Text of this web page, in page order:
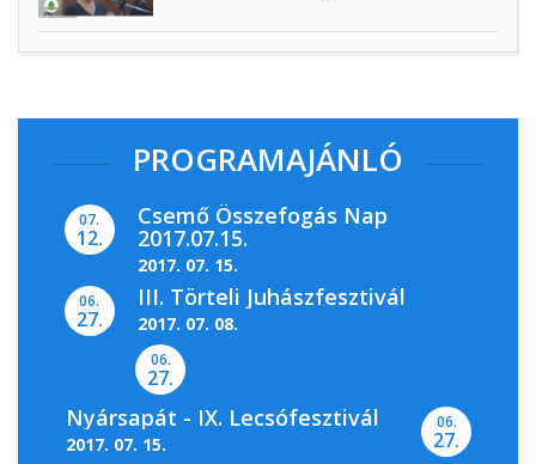
PROGRAMAJÁNLÓ
07.
12.
Csemő Összefogás Nap
2017.07.15.
2017. 07. 15.
06.
27.
III. Törteli Juhászfesztivál
2017. 07. 08.
06.
27.
Nyársapát - IX. Lecsófesztivál
2017. 07. 15.
06.
27.